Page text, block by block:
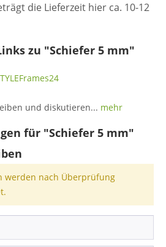
die Lieferzeit hier ca. 10-12
zu "Schiefer 5 mm"
und diskutieren... mehr
für "Schiefer 5 mm"
werden nach Überprüfung